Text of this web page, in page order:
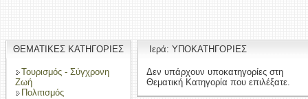
ΘΕΜΑΤΙΚΕΣ ΚΑΤΗΓΟΡΙΕΣ
Τουρισμός - Σύγχρονη
Ζωή
Πολιτισμός
Ιερά: ΥΠΟΚΑΤΗΓΟΡΙΕΣ
Δεν υπάρχουν υποκατηγορίες στη
Θεματική Κατηγορία που επιλέξατε.